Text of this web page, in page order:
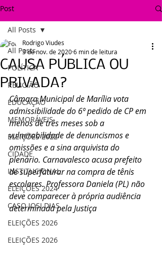
Post
All Posts
POLÍTICA
RELIGIÃO
EDUCAÇÃO
MEMORÁVEIS
ELEIÇÕES 2022
CIDADE
INSTITUCIONAL
ELEIÇÕES 2024
CASO JOSI DIAS
ELEIÇÕES 2026
ELEIÇÕES 2026
All Posts
CAUSA PÚBLICA OU
PRIVADA?
Rodrigo Viudes
3 de nov. de 20206 min de leitura
Câmara Municipal de Marília vota
admissibilidade do 6º pedido de CP em
menos de três meses sob a
vulnerabilidade de denuncismos e
omissões e a sina arquivista do
plenário. Carnavalesco acusa prefeito
de superfaturar na compra de tênis
escolares. Professora Daniela (PL) não
deve comparecer à própria audiência
determinada pela Justiça